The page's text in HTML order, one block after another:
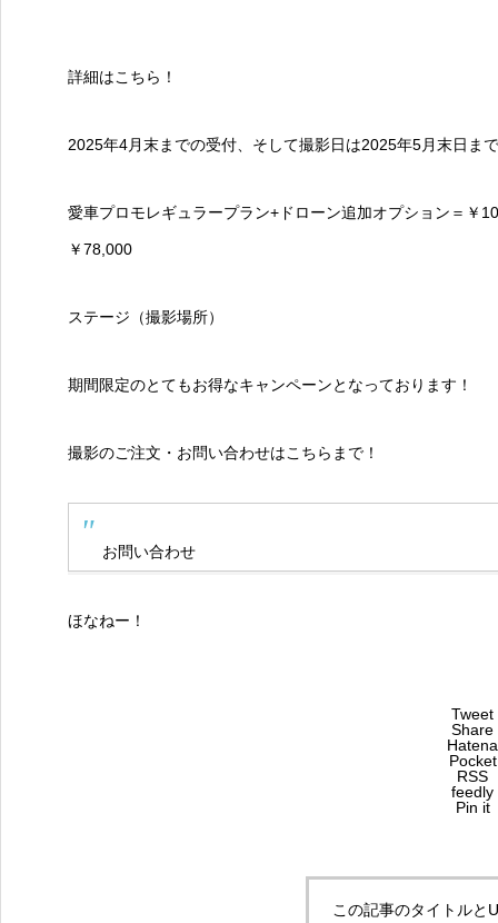
詳細はこちら！
2025年4月末までの受付、そして撮影日は2025年5月末日ま
愛車プロモレギュラープラン+ドローン追加オプション＝￥
￥78,000
ステージ（撮影場所）
期間限定のとてもお得なキャンペーンとなっております！
撮影のご注文・お問い合わせはこちら まで！
お問い合わせ
ほなねー！
Tweet
Share
Hatena
Pocket
RSS
feedly
Pin it
この記事のタイトルと